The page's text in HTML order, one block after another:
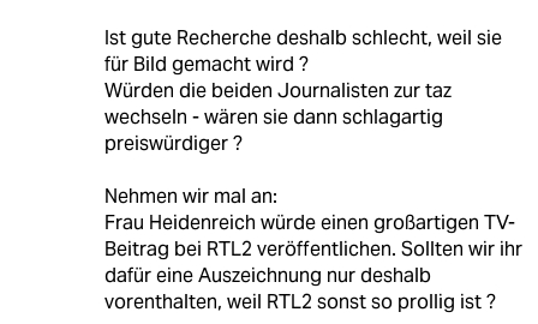
Ist gute Recherche deshalb schlecht, weil sie
für Bild gemacht wird ?
Würden die beiden Journalisten zur taz
wechseln - wären sie dann schlagartig
preiswürdiger ?
Nehmen wir mal an:
Frau Heidenreich würde einen großartigen TV-
Beitrag bei RTL2 veröffentlichen. Sollten wir ihr
dafür eine Auszeichnung nur deshalb
vorenthalten, weil RTL2 sonst so prollig ist ?